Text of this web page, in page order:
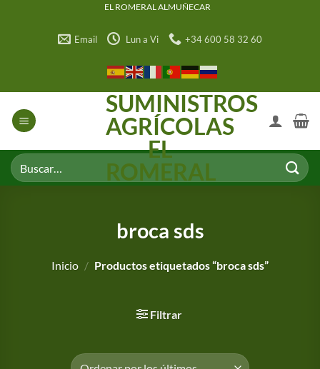
EL ROMERAL ALMUÑECAR
Email Lun a Vi +34 600 58 32 60
SUMINISTROS
AGRÍCOLAS
EL
ROMERAL
Buscar
por:
broca sds
Inicio / Productos etiquetados “broca sds”
Filtrar